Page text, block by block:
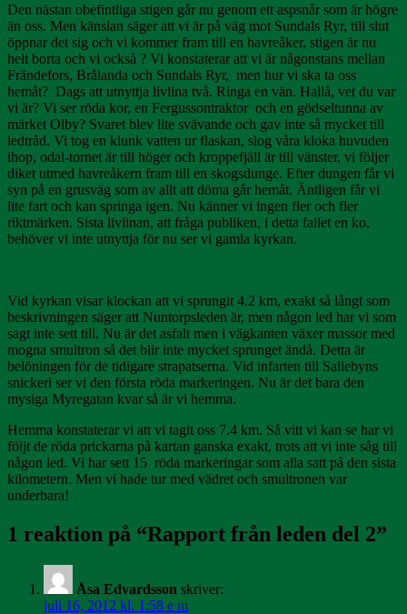
Den nästan obefintliga stigen går nu genom ett aspsnår som är högre
än oss. Men känslan säger att vi är på väg mot Sundals Ryr, till slut
öppnar det sig och vi kommer fram till en havreåker, stigen är nu
helt borta och vi också ? Vi konstaterar att vi är någonstans mellan
Frändefors, Brålanda och Sundals Ryr, men hur vi ska ta oss
hemåt? Dags att utnyttja livlina två. Ringa en vän. Hallå, vet du var
vi är? Vi ser röda kor, en Fergussontraktor och en gödseltunna av
märket Olby? Svaret blev lite svävande och gav inte så mycket till
ledtråd. Vi tog en klunk vatten ur flaskan, slog våra kloka huvuden
ihop, odal-tornet är till höger och kroppefjäll är till vänster, vi följer
diket utmed havreåkern fram till en skogsdunge. Efter dungen får vi
syn på en grusväg som av allt att döma går hemåt. Äntligen får vi
lite fart och kan springa igen. Nu känner vi ingen fler och fler
riktmärken. Sista livlinan, att fråga publiken, i detta fallet en ko,
behöver vi inte utnyttja för nu ser vi gamla kyrkan.
Vid kyrkan visar klockan att vi sprungit 4.2 km, exakt så långt som
beskrivningen säger att Nuntorpsleden är, men någon led har vi som
sagt inte sett till. Nu är det asfalt men i vägkanten växer massor med
mogna smultron så det blir inte mycket sprunget ändå. Detta är
belöningen för de tidigare strapatserna. Vid infarten till Sallebyns
snickeri ser vi den första röda markeringen. Nu är det bara den
mysiga Myregatan kvar så är vi hemma.
Hemma konstaterar vi att vi tagit oss 7.4 km. Så vitt vi kan se har vi
följt de röda prickarna på kartan ganska exakt, trots att vi inte såg till
någon led. Vi har sett 15 röda markeringar som alla satt på den sista
kilometern. Men vi hade tur med vädret och smultronen var
underbara!
1 reaktion på “Rapport från leden del 2”
Åsa Edvardsson skriver:
juli 16, 2012 kl. 1:58 e m